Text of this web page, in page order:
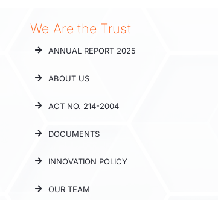
We Are the Trust
ANNUAL REPORT 2025
ABOUT US
ACT NO. 214-2004
DOCUMENTS
INNOVATION POLICY
OUR TEAM